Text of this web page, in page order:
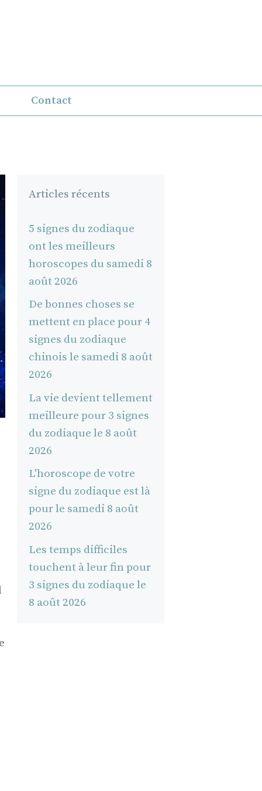
Contact
Articles récents
5 signes du zodiaque
ont les meilleurs
horoscopes du samedi 8
août 2026
De bonnes choses se
mettent en place pour 4
signes du zodiaque
chinois le samedi 8 août
2026
La vie devient tellement
meilleure pour 3 signes
du zodiaque le 8 août
2026
L'horoscope de votre
signe du zodiaque est là
pour le samedi 8 août
2026
Les temps difficiles
touchent à leur fin pour
3 signes du zodiaque le
8 août 2026